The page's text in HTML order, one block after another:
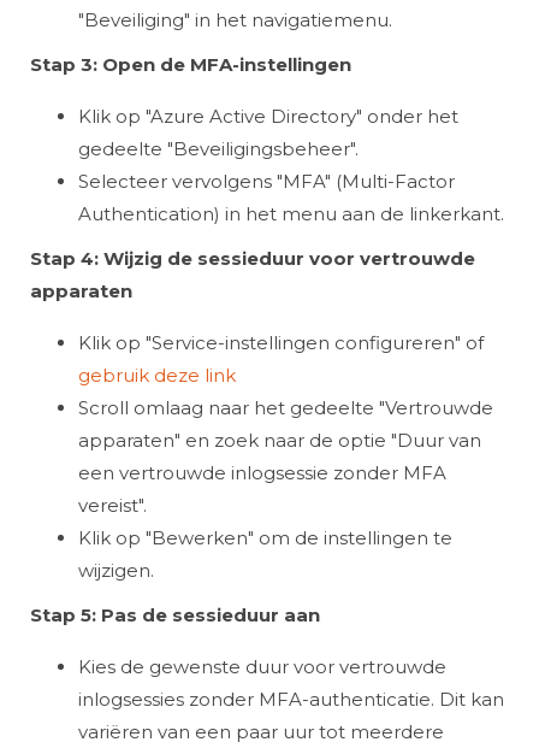
"Beveiliging" in het navigatiemenu.
Stap 3: Open de MFA-instellingen
Klik op "Azure Active Directory" onder het
gedeelte "Beveiligingsbeheer".
Selecteer vervolgens "MFA" (Multi-Factor
Authentication) in het menu aan de linkerkant.
Stap 4: Wijzig de sessieduur voor vertrouwde
apparaten
Klik op "Service-instellingen configureren" of
gebruik deze link
Scroll omlaag naar het gedeelte "Vertrouwde
apparaten" en zoek naar de optie "Duur van
een vertrouwde inlogsessie zonder MFA
vereist".
Klik op "Bewerken" om de instellingen te
wijzigen.
Stap 5: Pas de sessieduur aan
Kies de gewenste duur voor vertrouwde
inlogsessies zonder MFA-authenticatie. Dit kan
variëren van een paar uur tot meerdere